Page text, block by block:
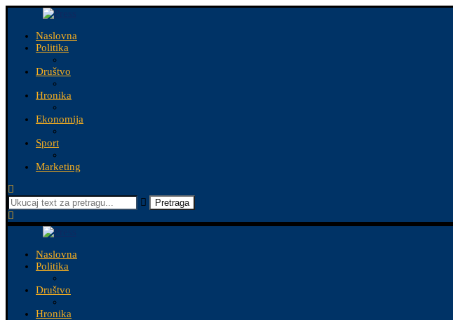
Naslovna
Politika
Društvo
Hronika
Ekonomija
Sport
Marketing
Pretraga
Naslovna
Politika
Društvo
Hronika